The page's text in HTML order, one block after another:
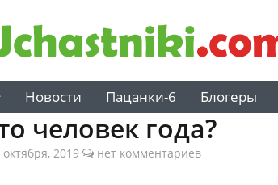
Новости Пацанки-6 Блогеры
человек года?
октября, 2019 нет комментариев